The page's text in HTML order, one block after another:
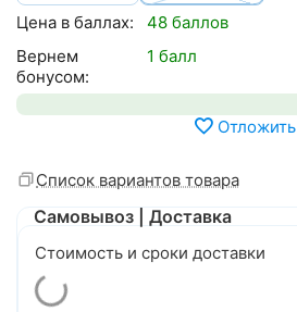
Цена в баллах:
48 баллов
Вернем
бонусом:
1 балл
Отложить
Список вариантов товара
Самовывоз | Доставка
Стоимость и сроки доставки